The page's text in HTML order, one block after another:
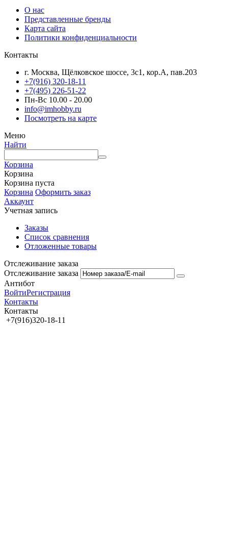
О нас
Представленные бренды
Карта сайта
Политики конфиденциальности
Контакты
г. Москва, Щёлковское шоссе, 3с1, кор.А, пав.203
+7(916) 320-18-11
+7(495) 226-51-22
Пн-Вс 10.00 - 20.00
info@imhobby.ru
Посмотреть на карте
Меню
Найти
Корзина
Корзина
Корзина пуста
Корзина Оформить заказ
Аккаунт
Учетная запись
Заказы
Список сравнения
Отложенные товары
Отслеживание заказа
Отслеживание заказа
Антибот
ВойтиРегистрация
Контакты
Контакты
+7(916)320-18-11